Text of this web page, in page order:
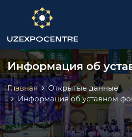
menu
Информация об
Главная
Открытые данные
Информация об уставном